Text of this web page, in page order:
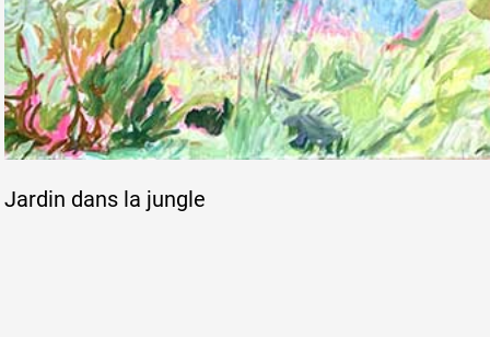
Jardin dans la jungle